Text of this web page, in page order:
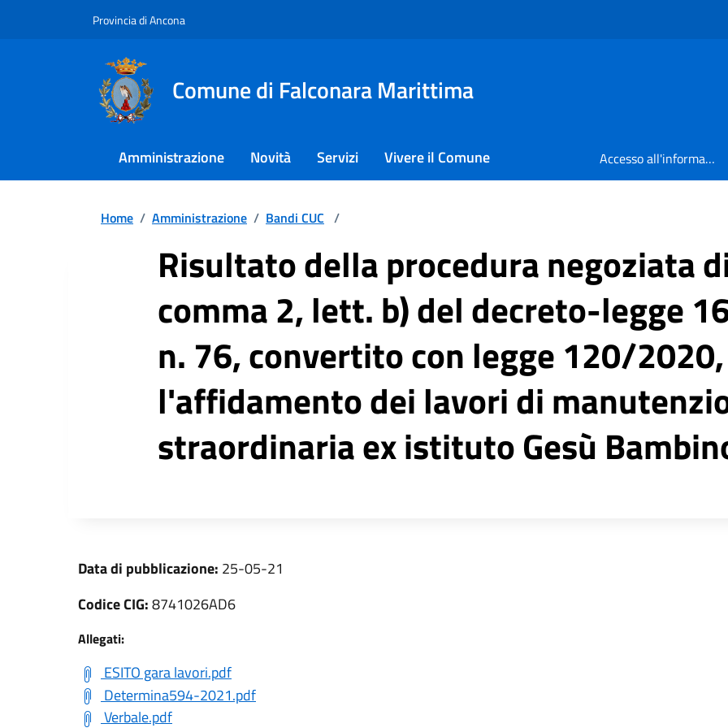
Provincia di Ancona
Comune di Falconara Marittima
Amministrazione Novità Servizi Vivere il Comune Accesso all'informazione
Home / Amministrazione / Bandi CUC /
Risultato della procedura negoziata
comma 2, lett. b) del decreto-legge
n. 76, convertito con legge 120/
l'affidamento dei lavori di
straordinaria ex istituto Gesù
Data di pubblicazione: 25-05-21
Codice CIG:8741026AD6
Allegati:
ESITO gara lavori.pdf
Determina594-2021.pdf
Verbale.pdf